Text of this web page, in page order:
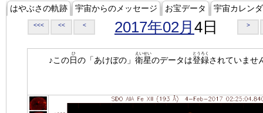
はやぶさの軌跡 宇宙からのメッセージ お宝データ 宇宙カレン
<<< << < 2017年02月 4日 >
♪この日
ひ
の「あけぼの」 衛星
えいせい
のデータは登録
とうろく
されていませ